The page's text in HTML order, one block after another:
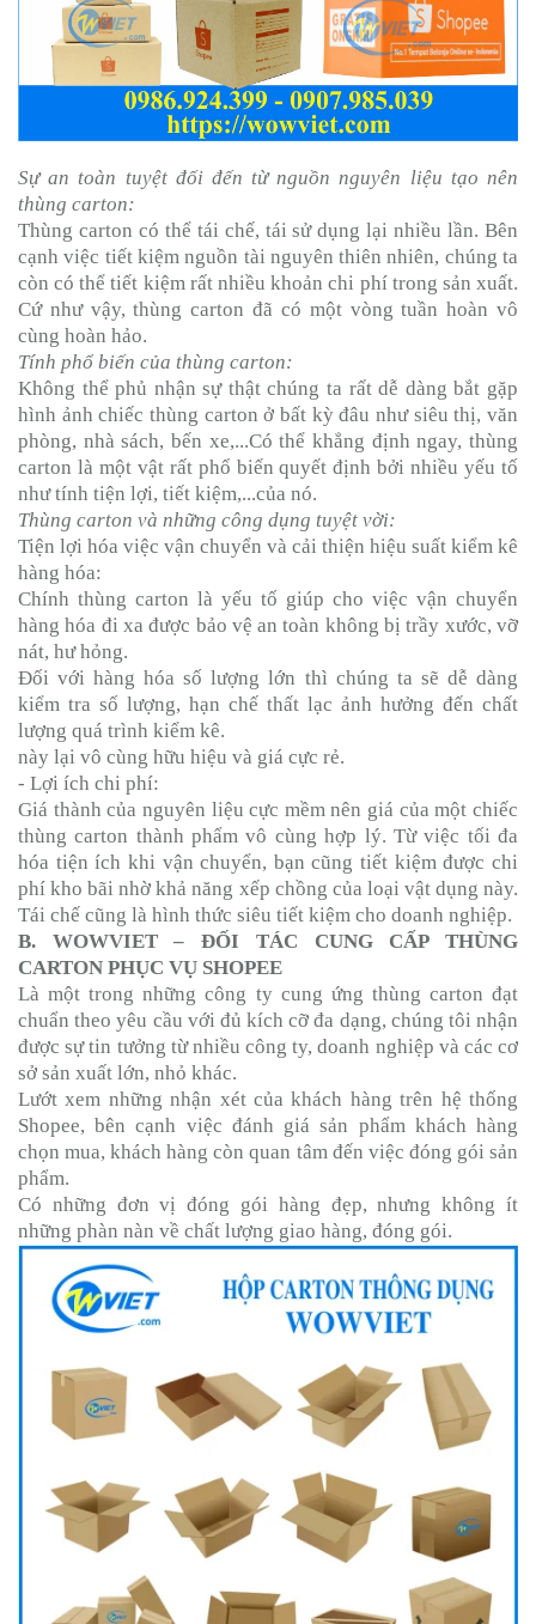
Sự an toàn tuyệt đối đến từ nguồn nguyên liệu tạo nên
thùng carton:
Thùng carton có thể tái chế, tái sử dụng lại nhiều lần. Bên
cạnh việc tiết kiệm nguồn tài nguyên thiên nhiên, chúng ta
còn có thể tiết kiệm rất nhiều khoản chi phí trong sản xuất.
Cứ như vậy, thùng carton đã có một vòng tuần hoàn vô
cùng hoàn hảo.
Tính phổ biến của thùng carton:
Không thể phủ nhận sự thật chúng ta rất dễ dàng bắt gặp
hình ảnh chiếc thùng carton ở bất kỳ đâu như siêu thị, văn
phòng, nhà sách, bến xe,...Có thể khẳng định ngay, thùng
carton là một vật rất phổ biến quyết định bởi nhiều yếu tố
như tính tiện lợi, tiết kiệm,...của nó.
Thùng carton và những công dụng tuyệt vời:
Tiện lợi hóa việc vận chuyển và cải thiện hiệu suất kiểm kê
hàng hóa:
Chính thùng carton là yếu tố giúp cho việc vận chuyển
hàng hóa đi xa được bảo vệ an toàn không bị trầy xước, vỡ
nát, hư hỏng.
Đối với hàng hóa số lượng lớn thì chúng ta sẽ dễ dàng
kiểm tra số lượng, hạn chế thất lạc ảnh hưởng đến chất
lượng quá trình kiểm kê.
này lại vô cùng hữu hiệu và giá cực rẻ.
- Lợi ích chi phí:
Giá thành của nguyên liệu cực mềm nên giá của một chiếc
thùng carton thành phẩm vô cùng hợp lý. Từ việc tối đa
hóa tiện ích khi vận chuyển, bạn cũng tiết kiệm được chi
phí kho bãi nhờ khả năng xếp chồng của loại vật dụng này.
Tái chế cũng là hình thức siêu tiết kiệm cho doanh nghiệp.
B. WOWVIET – ĐỐI TÁC CUNG CẤP THÙNG
CARTON PHỤC VỤ SHOPEE
Là một trong những công ty cung ứng thùng carton đạt
chuẩn theo yêu cầu với đủ kích cỡ đa dạng, chúng tôi nhận
được sự tin tưởng từ nhiều công ty, doanh nghiệp và các cơ
sở sản xuất lớn, nhỏ khác.
Lướt xem những nhận xét của khách hàng trên hệ thống
Shopee, bên cạnh việc đánh giá sản phẩm khách hàng
chọn mua, khách hàng còn quan tâm đến việc đóng gói sản
phẩm.
Có những đơn vị đóng gói hàng đẹp, nhưng không ít
những phàn nàn về chất lượng giao hàng, đóng gói.